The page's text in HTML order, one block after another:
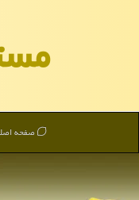
صفحه